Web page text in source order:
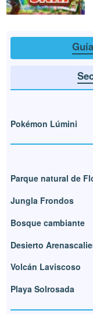
Pokémon Lúmini
Parque natural de
Jungla Frondos
Bosque cambiante
Desierto
Volcán Laviscoso
Playa Solrosada